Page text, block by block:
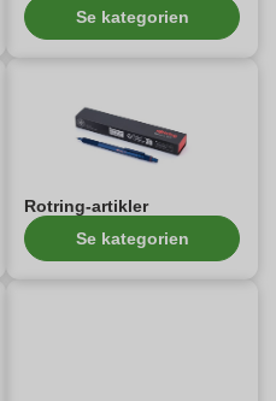
Se kategorien
Rotring-artikler
Se kategorien